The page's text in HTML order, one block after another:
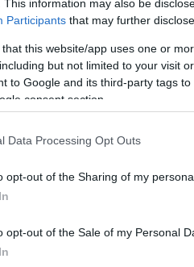
This information may also be
Participants that may further
that this website/app uses one or
but not limited to your visit
to Google and its third-party tags
consent section.
Data Processing Opt Outs
opt-out of the Sharing of my
opt-out of the Sale of my Personal
gyanakodni. Egyre
19:52
dezinformáció
is gond, mert az EU arra
az európai választások előtt.